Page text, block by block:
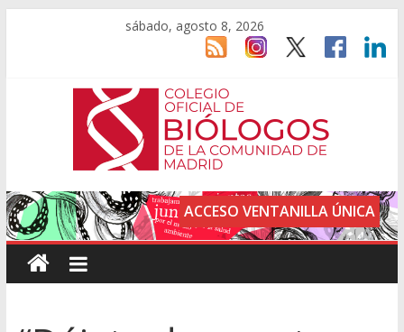
sábado, agosto 8, 2026
ACCESO VENTANILLA ÚNICA